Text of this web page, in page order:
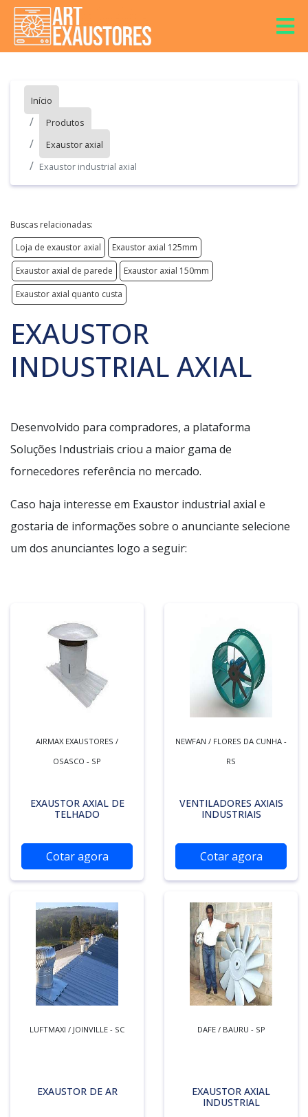
Início
Produtos
Exaustor axial
Exaustor industrial axial
Buscas relacionadas:
Loja de exaustor axial
Exaustor axial 125mm
Exaustor axial de parede
Exaustor axial 150mm
Exaustor axial quanto custa
EXAUSTOR
INDUSTRIAL AXIAL
Desenvolvido para compradores, a plataforma
Soluções Industriais criou a maior gama de
fornecedores referência no mercado.
Caso haja interesse em Exaustor industrial axial e
gostaria de informações sobre o anunciante selecione
um dos anunciantes logo a seguir:
AIRMAX EXAUSTORES /
OSASCO - SP
EXAUSTOR AXIAL DE
TELHADO
Cotar agora
NEWFAN / FLORES DA CUNHA -
RS
VENTILADORES AXIAIS
INDUSTRIAIS
Cotar agora
LUFTMAXI / JOINVILLE - SC
EXAUSTOR DE AR
DAFE / BAURU - SP
EXAUSTOR AXIAL
INDUSTRIAL